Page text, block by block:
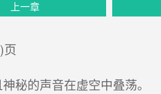
上一章
秘的声音在虚空中叠荡。